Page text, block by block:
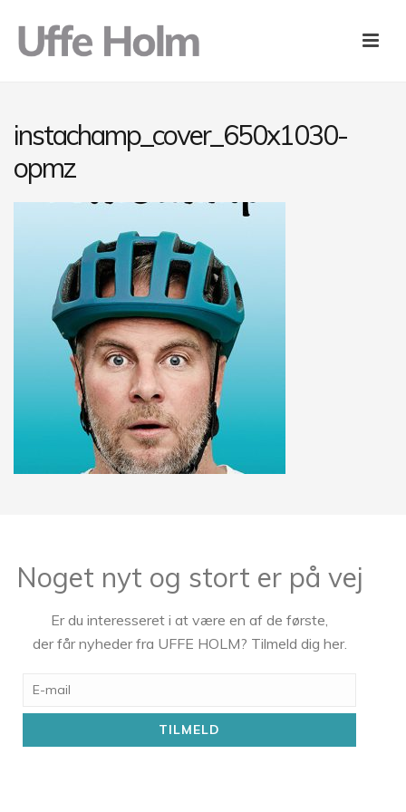
instachamp_cover_650x1030-
opmz
Noget nyt og stort er på vej
Er du interesseret i at være en af de første,
der får nyheder fra UFFE HOLM? Tilmeld dig her.